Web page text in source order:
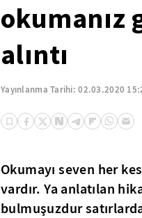
okumanız
alıntı
Yayınlanma Tarihi:02.03.2020
Okumayı seven her
vardır. Ya anlatılan
bulmuşuzdur